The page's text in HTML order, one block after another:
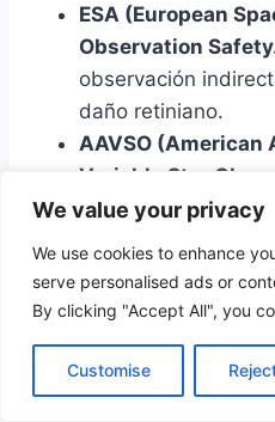
We value your privacy
We use cookies to enhance
serve personalised ads or
By clicking "Accept All", you
Customise
ESA (European
Observation
observación
daño retiniano.
AAVSO (American
Variable Star
educativo sobre
Astronomía y
Pasachoff, J. M.
Observation